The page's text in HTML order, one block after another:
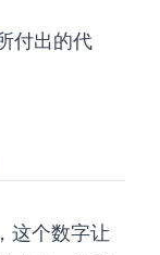
付出的代
这个数字让